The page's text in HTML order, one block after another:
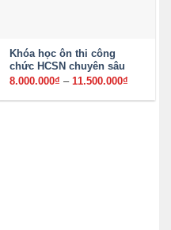
Khóa học ôn thi công
chức HCSN chuyên sâu
8.000.000₫ – 11.500.000₫
từ